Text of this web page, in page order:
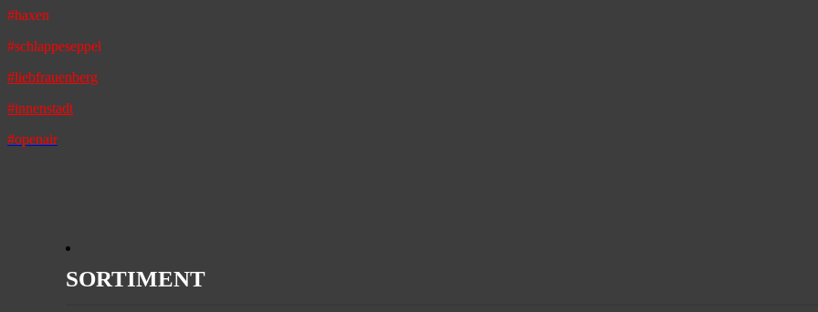
#haxen
#schlappeseppel
#liebfrauenberg
#innenstadt
#openair
SORTIMENT